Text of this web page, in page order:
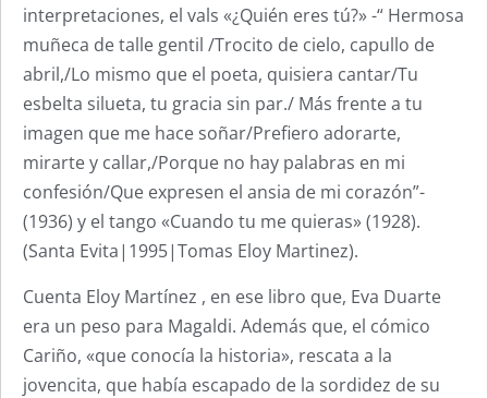
interpretaciones, el vals «¿Quién eres tú?» -“ Hermosa
muñeca de talle gentil /Trocito de cielo, capullo de
abril,/Lo mismo que el poeta, quisiera cantar/Tu
esbelta silueta, tu gracia sin par./ Más frente a tu
imagen que me hace soñar/Prefiero adorarte,
mirarte y callar,/Porque no hay palabras en mi
confesión/Que expresen el ansia de mi corazón”-
(1936) y el tango «Cuando tu me quieras» (1928).
(Santa Evita|1995|Tomas Eloy Martinez).
Cuenta Eloy Martínez , en ese libro que, Eva Duarte
era un peso para Magaldi. Además que, el cómico
Cariño, «que conocía la historia», rescata a la
jovencita, que había escapado de la sordidez de su